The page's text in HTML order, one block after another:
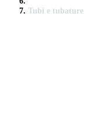
Tubi e tubature